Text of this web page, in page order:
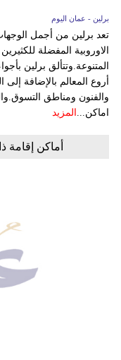
برلين - عمان اليوم
تعد برلين من أجمل
الاوروبية المفضلة
المتنوعة.وتتألق برلين
أروع المعالم بالإضافة
والفنون ومناطق
اماكن... المزيد
أماكن